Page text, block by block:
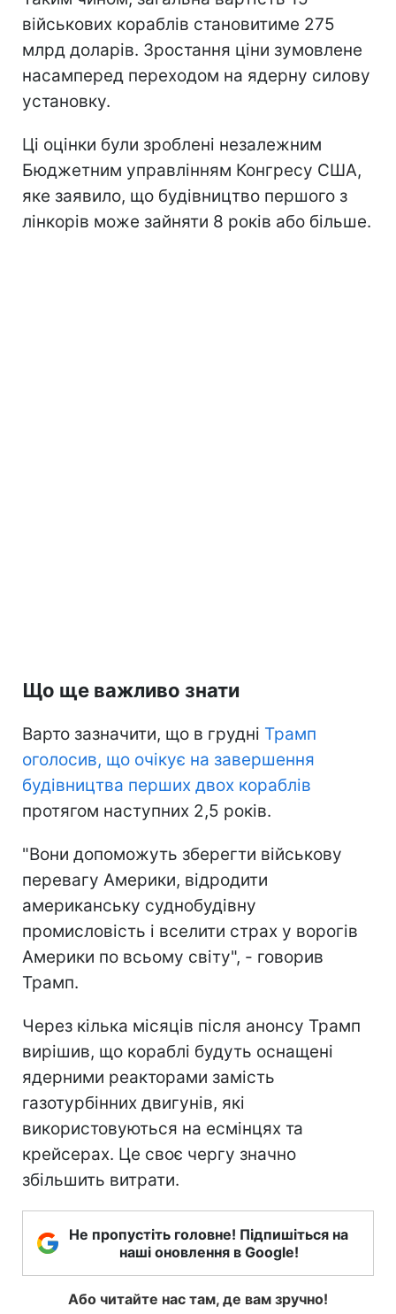
військових кораблів становитиме 275
млрд доларів. Зростання ціни зумовлене
насамперед переходом на ядерну силову
установку.
Ці оцінки були зроблені незалежним
Бюджетним управлінням Конгресу США,
яке заявило, що будівництво першого з
лінкорів може зайняти 8 років або більше.
Що ще важливо знати
Варто зазначити, що в грудні Трамп
оголосив, що очікує на завершення
будівництва перших двох кораблів
протягом наступних 2,5 років.
"Вони допоможуть зберегти військову
перевагу Америки, відродити
американську суднобудівну
промисловість і вселити страх у ворогів
Америки по всьому світу", - говорив
Трамп.
Через кілька місяців після анонсу Трамп
вирішив, що кораблі будуть оснащені
ядерними реакторами замість
газотурбінних двигунів, які
використовуються на есмінцях та
крейсерах. Це своє чергу значно
збільшить витрати.
Не пропустіть головне! Підпишіться на
наші оновлення в Google!
Або читайте нас там, де вам зручно!